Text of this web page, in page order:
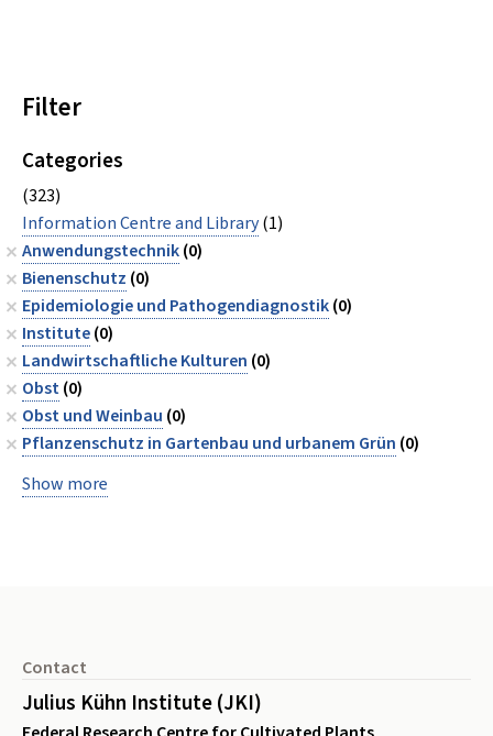
Filter
Categories
(323)
Information Centre and Library(1)
Anwendungstechnik(0)
Bienenschutz (0)
Epidemiologie und Pathogendiagnostik(0)
Institute(0)
Landwirtschaftliche Kulturen (0)
Obst(0)
Obst und Weinbau (0)
Pflanzenschutz in Gartenbau und urbanem Grün (0)
Show more
Contact
Julius Kühn Institute (JKI)